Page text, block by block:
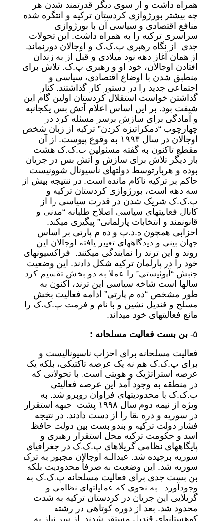
همراه داشت و از سوی دیگر قدرتمند شدن هر
چه بیشتر بورژوازی کردستان ترکیه و انتگره شده
منافع اقتصادی و سیاسی آن با بورژوازی
سراسری ترکیه را به همراه داشت. این تحولات
جدی از نگاه رهبری پ.ک.ک و اوجالان دورنماند.
از همان آغاز دهه نود میلادی و قبل از به زندان
افتادن اوجالان، خود او و رهبری پ.ک. تلاش برای
منطبق شدن با اوضاع اقتصادی، سیاسی و
اجتماعی جدید را در دستور کار گذاشتند. کنار
گذاشتن خواست استقلال کردستان اولین گام این
شیفت بود. بر این اساس اعلام آتش بس یکجانبه
و آمادگی برای سازش برسر مسئله کرد در
چهارچوب “دمکراتیزه کردن” ترکیه از زبان شخص
اوجالان در سال ١٩٩٣ به وقوع پیوست. از آن
مقطع تاکنون به گفته مسئولین پ.ک.ک هشت
بار دیگر تلاش برای سازش و آتش بس در جریان
بوده و هربارتوسط دولتهای ناسیونال شوونیست
حاکم بر ترکیه ناکام مانده است. در ننتیجه بیش از
سه دهه است، بورژوازی کردستان ترکیه و
پ.ک.ک شریک شدن در قدرت سیاسی را از
کانال فعالیتهای سیاسی اصلاح طلبانه “مدنی و
قانونمند و انتخابات پارلمانی” پیگیری میکند.
احزابی همچون ه.د.پ و ده م پارتی بر اساس
جهان بینی و دیدگاههای تغییر یافته اوجالان این
روند و این ترند را نمایندگی میکنند. فراکسیونهای
خود را در پارلمان ترکیه شکل دادند. این وضعیت
جنبش “آپوئیستی” را عملا به دو بخش تقسیم کرد.
سالها است شاخه سیاسی این ترند، اکنون به
طور مشخص “ده م پارتی” ادامه فعالیت بخش
مسلح و قندیل نشین و با نام و فرمت پ.ک.ک را
مانع فعالیتهای خود میداند.
٥- بن بست فعالیت مسلحانه :
فعالیت مسلحانه برای احزاب ناسیونالیست و
برای پ.ک.ک هم نه یک عرصه تاکتیکی، بلکه یک
عرصه استراتژیک و هویتی است. با تحولاتی که
در منطقه به وجود آمد این عرصه فعالیتی
پ.ک.ک با محدودیتهای فراوان روبرو شد. به
ویژه از نیمه دوم سال ١٩٩٨ پشت جبهه استقرار
در سوریه و دره بقا را از دست دادند. در نتیجه
فشار دولت ترکیه و بندو بست بین دولت حافظ
اسد و حکومت ترکیه محل استقرار رهبری و
پایگاههای نظامی گریلاهای پ.ک.ک در جغرافیای
سوریه برچیده شد. عبدالله اوجالان مجبور به ترک
سوریه شد. این وضعیت نه صرفأ محدودیت بلکه
بن بست جدی برای فعالیت مسلحانه پ.ک.ک به
وجودآورد . به نحوی که عملیاتهای نظامی و
گریلایی این جریان در کردستان ترکیه به شدت
محدود شد. بعد از دوره کوتاهی در رشته
کوهستانهای قندیل مستقر شدند. از سر نیاز به